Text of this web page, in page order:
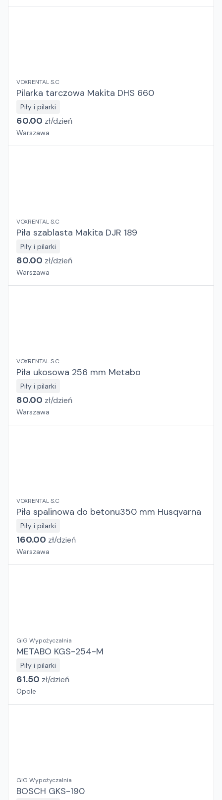
VOXRENTAL S.C
Pilarka tarczowa Makita DHS 660
Piły i pilarki
60.00 zł/dzień
Warszawa
VOXRENTAL S.C
Piła szablasta Makita DJR 189
Piły i pilarki
80.00 zł/dzień
Warszawa
VOXRENTAL S.C
Piła ukosowa 256 mm Metabo
Piły i pilarki
80.00 zł/dzień
Warszawa
VOXRENTAL S.C
Piła spalinowa do betonu350 mm Husqvarna
Piły i pilarki
160.00 zł/dzień
Warszawa
GiG Wypożyczalnia
METABO KGS-254-M
Piły i pilarki
61.50 zł/dzień
Opole
GiG Wypożyczalnia
BOSCH GKS-190